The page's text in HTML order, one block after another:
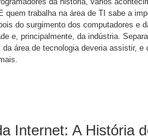
quem trabalha na área de TI sabe a
do surgimento dos computadores e
e, principalmente, da indústria.
área de tecnologia deveria assistir,
Internet: A História